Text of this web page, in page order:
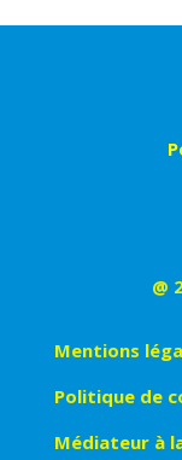
@
Mentions
Politique de
Médiateur à